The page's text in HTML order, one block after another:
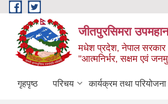
Skip to main content
जीतपुरसिमरा
मधेश प्रदेश, नेपाल सरकार
"आत्मनिर्भर, सक्षम एवं
गृहपृष्ठ परिचय कार्यक्रम तथा परियोजना